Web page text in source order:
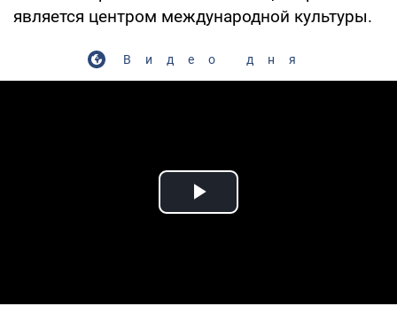
является центром международной культуры.
Видео дня
Play Video